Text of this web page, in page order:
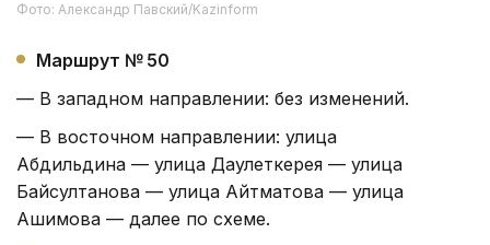
Фото: Александр Павский/Kazinform
Маршрут № 50
— В западном направлении: без изменений.
— В восточном направлении: улица
Абдильдина — улица Даулеткерея — улица
Байсултанова — улица Айтматова — улица
Ашимова — далее по схеме.